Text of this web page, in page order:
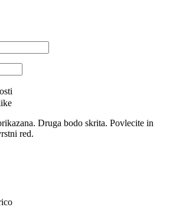
Druga bodo skrita. Povlecite in
red.